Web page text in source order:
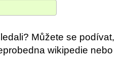
Můžete se podívat,
wikipedie nebo